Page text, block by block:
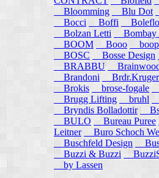
Bloomming
Blu Dot
Bocci
Boffi
Bolzan Letti
Bombay
BOOM
Booo
BOSC
Bosse Design
BRABBU
Brandoni
Brdr.Kruger
Brokis
brose-fogale
Brugg Lifting
bruhl
Bryndis Bolladottir
BULO
Bureau Puree
Leitner
Buro Schoch
Buschfeld Design
Buzzi & Buzzi
by Lassen